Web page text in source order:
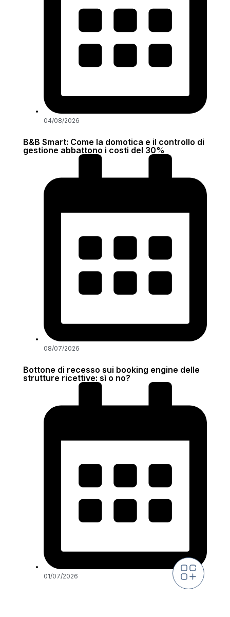
04/08/2026
B&B Smart: Come la domotica e il controllo di
gestione abbattono i costi del 30%
08/07/2026
Bottone di recesso sui booking engine delle
strutture ricettive: sì o no?
01/07/2026